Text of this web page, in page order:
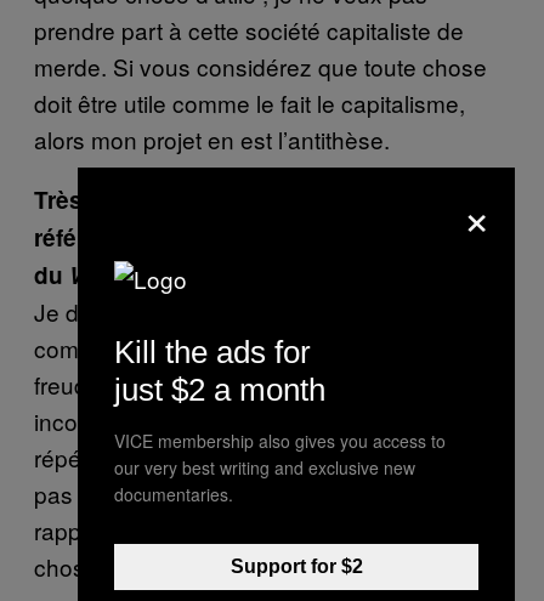
prendre part à cette société capitaliste de
merde. Si vous considérez que toute chose
doit être utile comme le fait le capitalisme,
alors mon projet en est l’antithèse.
Très bien. Pourquoi est-ce qu’il y a une
référence à Freud sur la
page Facebook
du World Speed Project
Je dirais que c’est à cause de l’aspect
compulsif du projet, qui est totalement
freudien. Freud pense que l’objectif de notre
inconscient est la répétition. Vous devez juste
répéter, encore et encore. Je ne me souviens
pas vraiment pourquoi, ça doit avoir un
rapport avec Éros, la force de vie (ou quelque
chose comme ça).
×
Kill the ads for
just $2 a month
VICE membership also gives you access to
our very best writing and exclusive new
documentaries.
Support for $2